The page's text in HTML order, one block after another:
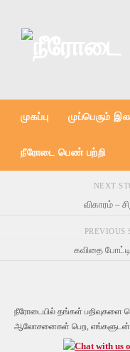
முகப்பு முப்பெரும்
நீரோடை பெண் பற்றி
NEXT
விகாரம் –
PREVIOUS
கவிதை
நீரோடையில் தங்கள் பதிவுகளை
ஆலோசனைகள் பெற, எங்களுடன்